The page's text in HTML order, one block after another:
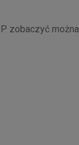
zobaczyć można